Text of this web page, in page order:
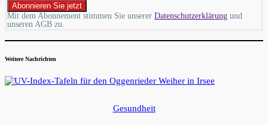
Mit dem Abonnement stimmen Sie unserer Datenschutzerklärung und
unseren AGB zu.
Weitere Nachrichten
Gesundheit